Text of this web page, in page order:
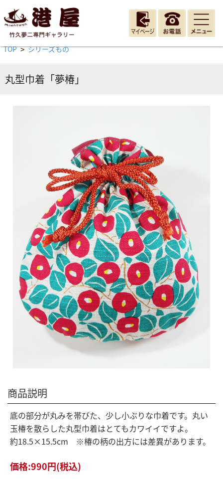
TOP > シリーズもの
丸型巾着「夢椿」
商品説明
底の部分が丸みを帯びた、少し小ぶりな巾着です。丸い
玉椿を散らした丸型巾着はとてもカワイイですよ。
約18.5×15.5cm ※椿の柄の出方には差異があります。
価格:990円(税込)